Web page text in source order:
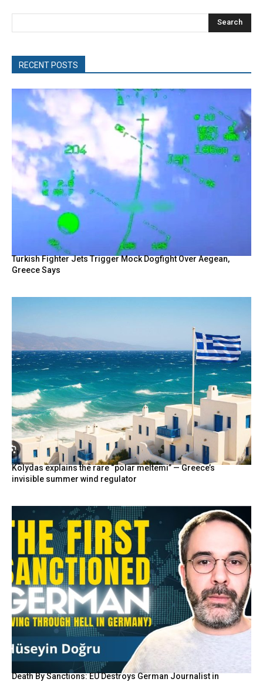
Search
RECENT POSTS
Turkish Fighter Jets Trigger Mock Dogfight Over Aegean,
Greece Says
Kolydas explains the rare “polar meltemi” — Greece’s
invisible summer wind regulator
Death By Sanctions: EU Destroys German Journalist in